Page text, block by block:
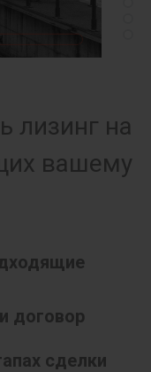
на
вашему
договор
сделки